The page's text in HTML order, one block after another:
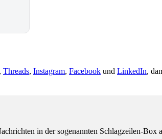
, Threads, Instagram, Facebook und LinkedIn,
in der sogenannten Schlagzeilen-